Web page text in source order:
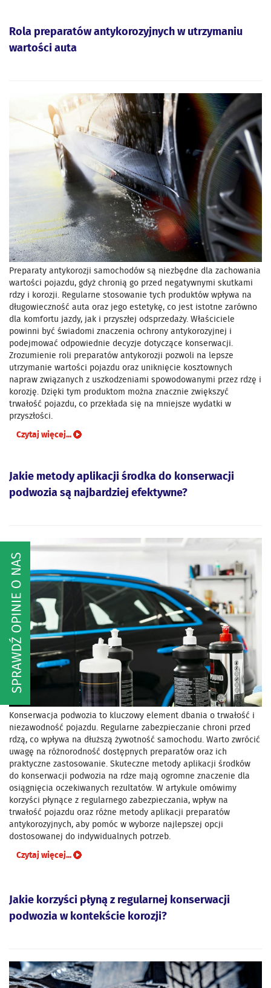
Rola preparatów antykorozyjnych w utrzymaniu
wartości auta
Preparaty antykorozji samochodów są niezbędne dla zachowania
wartości pojazdu, gdyż chronią go przed negatywnymi skutkami
rdzy i korozji. Regularne stosowanie tych produktów wpływa na
długowieczność auta oraz jego estetykę, co jest istotne zarówno
dla komfortu jazdy, jak i przyszłej odsprzedaży. Właściciele
powinni być świadomi znaczenia ochrony antykorozyjnej i
podejmować odpowiednie decyzje dotyczące konserwacji.
Zrozumienie roli preparatów antykorozji pozwoli na lepsze
utrzymanie wartości pojazdu oraz uniknięcie kosztownych
napraw związanych z uszkodzeniami spowodowanymi przez rdzę i
korozję. Dzięki tym produktom można znacznie zwiększyć
trwałość pojazdu, co przekłada się na mniejsze wydatki w
przyszłości.
Czytaj więcej...
Jakie metody aplikacji środka do konserwacji
podwozia są najbardziej efektywne?
Konserwacja podwozia to kluczowy element dbania o trwałość i
niezawodność pojazdu. Regularne zabezpieczanie chroni przed
rdzą, co wpływa na dłuższą żywotność samochodu. Warto zwrócić
uwagę na różnorodność dostępnych preparatów oraz ich
praktyczne zastosowanie. Skuteczne metody aplikacji środków
do konserwacji podwozia na rdze mają ogromne znaczenie dla
osiągnięcia oczekiwanych rezultatów. W artykule omówimy
korzyści płynące z regularnego zabezpieczania, wpływ na
trwałość pojazdu oraz różne metody aplikacji preparatów
antykorozyjnych, aby pomóc w wyborze najlepszej opcji
dostosowanej do indywidualnych potrzeb.
Czytaj więcej...
Jakie korzyści płyną z regularnej konserwacji
podwozia w kontekście korozji?